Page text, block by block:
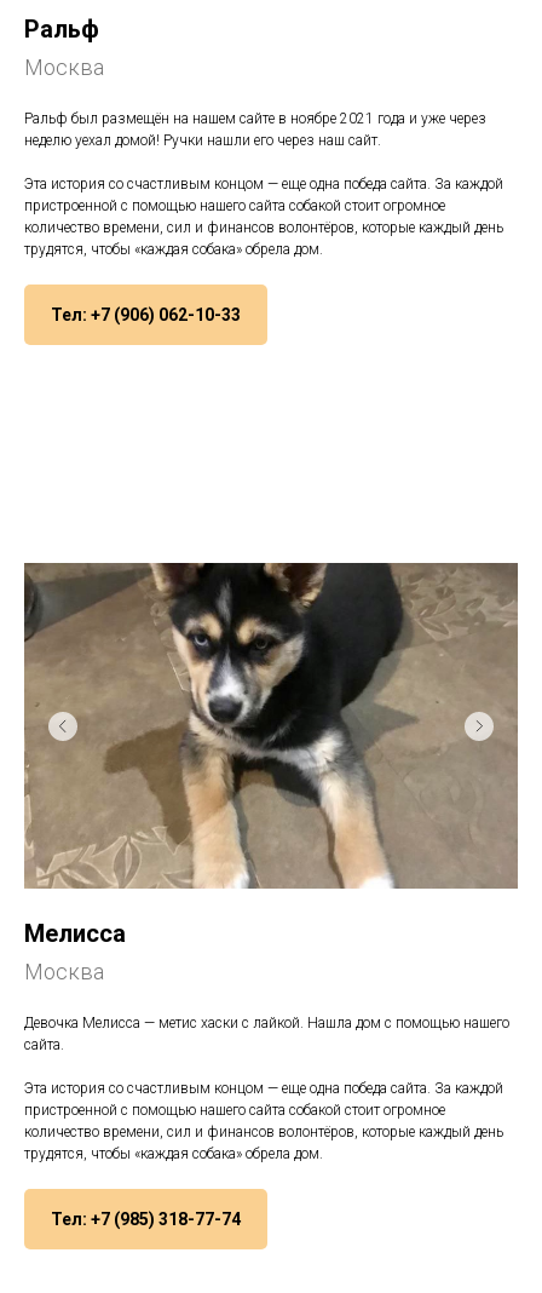
Ральф
Москва
Ральф был размещён на нашем сайте в ноябре 2021 года и уже через
неделю уехал домой! Ручки нашли его через наш сайт.
Эта история со счастливым концом — еще одна победа сайта. За каждой
пристроенной с помощью нашего сайта собакой стоит огромное
количество времени, сил и финансов волонтёров, которые каждый день
трудятся, чтобы «каждая собака» обрела дом.
Тел: +7 (906) 062-10-33
Мелисса
Москва
Девочка Мелисса — метис хаски с лайкой. Нашла дом с помощью нашего
сайта.
Эта история со счастливым концом — еще одна победа сайта. За каждой
пристроенной с помощью нашего сайта собакой стоит огромное
количество времени, сил и финансов волонтёров, которые каждый день
трудятся, чтобы «каждая собака» обрела дом.
Тел: +7 (985) 318-77-74